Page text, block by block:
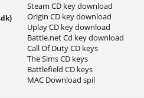
Steam CD key download
Origin CD key download
Uplay CD key download
Battle.net Cd key download
Call Of Duty CD keys
The Sims CD keys
Battlefield CD keys
MAC Download spil